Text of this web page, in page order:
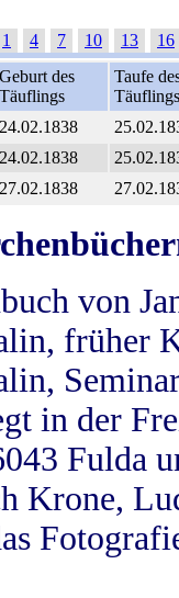
1 4 7 10 13
16
Geburt des
Täuflings
Taufe
Täuflings
24.02.1838
24.02.1838
27.02.1838
von
früher
in der
Fulda
Krone,